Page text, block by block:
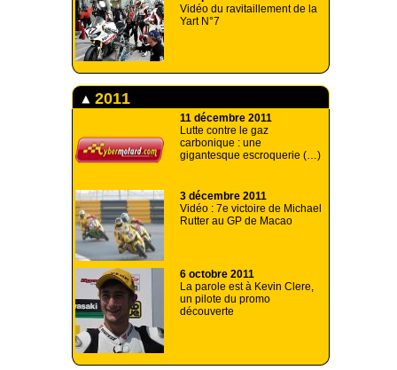
Vidéo du ravitaillement de la
Yart N°7
2011
11 décembre 2011
Lutte contre le gaz
carbonique : une
gigantesque escroquerie (…)
3 décembre 2011
Vidéo : 7e victoire de Michael
Rutter au GP de Macao
6 octobre 2011
La parole est à Kevin Clere,
un pilote du promo
découverte